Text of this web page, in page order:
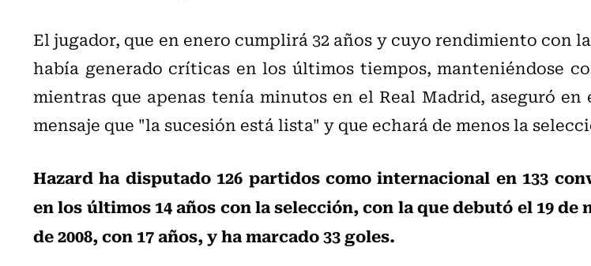
El jugador, que en enero cumplirá 32 años y cuyo rendimiento con
había generado críticas en los últimos tiempos, manteniéndose
mientras que apenas tenía minutos en el Real Madrid, aseguró en
mensaje que "la sucesión está lista" y que echará de menos la
Hazard ha disputado 126 partidos como internacional en 133
en los últimos 14 años con la selección, con la que debutó el 19 de
de 2008, con 17 años, y ha marcado 33 goles.